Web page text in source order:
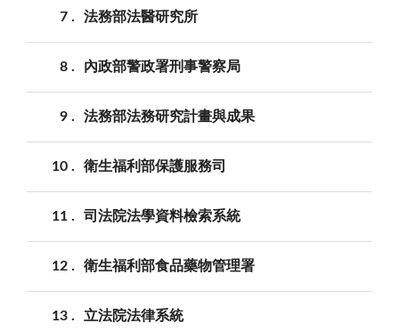
7 法務部法醫研究所
8 內政部警政署刑事警察局
9 法務部法務研究計畫與成果
10 衛生福利部保護服務司
11 司法院法學資料檢索系統
12 衛生福利部食品藥物管理署
13 立法院法律系統